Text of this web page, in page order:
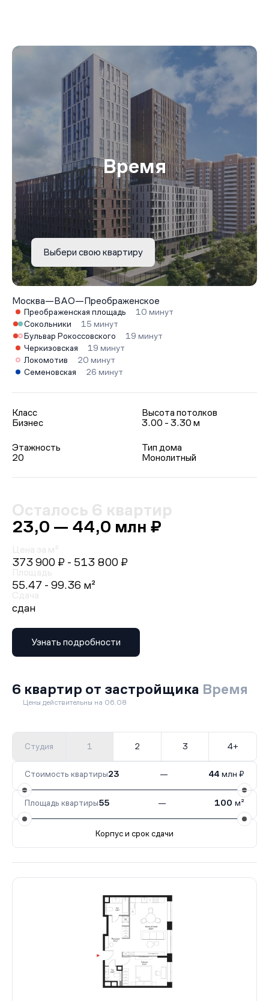
Время
Выбери свою квартиру
Москва—ВАО—Преображенское
Преображенская площадь
10 минут
Сокольники
15 минут
Бульвар Рокоссовского
19 минут
Черкизовская
19 минут
Локомотив
20 минут
Семеновская
26 минут
Класс
Бизнес
Высота потолков
3.00 - 3.30 м
Этажность
20
Тип дома
Монолитный
Осталось 6 квартир
23,0 — 44,0 млн ₽
Цена за м²
373 900 ₽ - 513 800 ₽
Площадь
55.47 - 99.36 м²
Сдача
сдан
Узнать подробности
6 квартир от застройщика Время
Цены действительны на 06.08
Студия 1 2 3 4+
Стоимость квартиры23 — 44 млн ₽
Площадь квартиры55 — 100 м²
Корпус и срок сдачи
26 кв.Сдан